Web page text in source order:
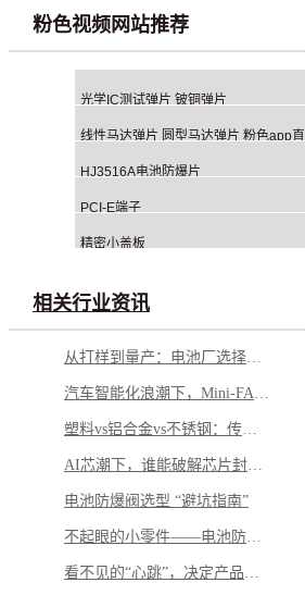
粉色视频网站推荐
光学IC测试弹片 铍铜弹片
HJ3516A电池防爆片
PCI-E端子
精密小盖板
相关行业资讯
电池防爆阀选型 “避坑指南”